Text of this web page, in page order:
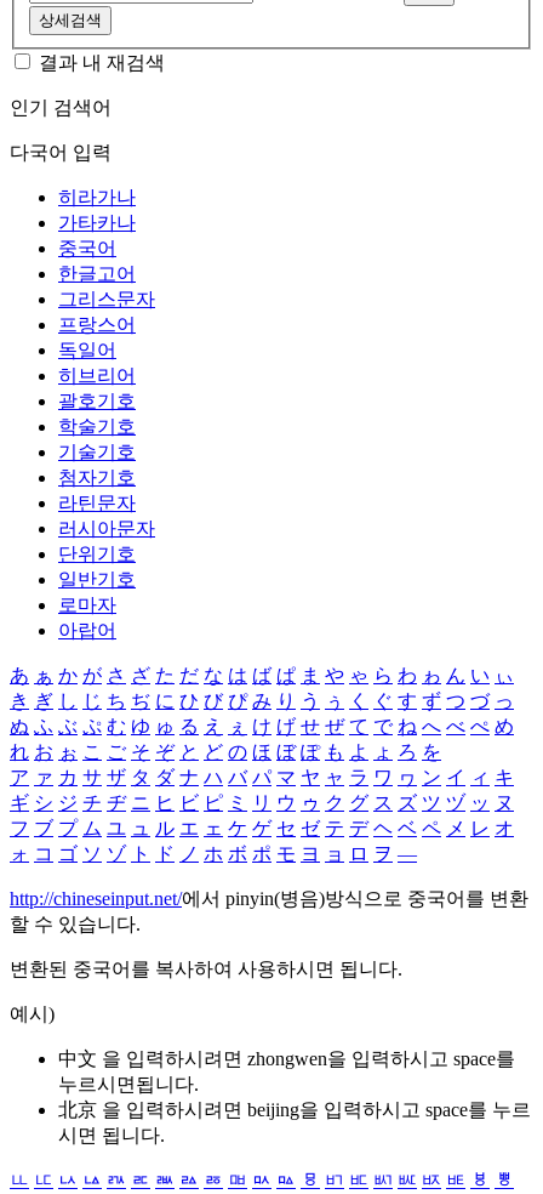
상세검색
결과 내 재검색
인기 검색어
다국어 입력
히라가나
가타카나
중국어
한글고어
그리스문자
프랑스어
독일어
히브리어
괄호기호
학술기호
기술기호
첨자기호
라틴문자
러시아문자
단위기호
일반기호
로마자
아랍어
あ ぁ か が さ ざ た だ な は ば ぱ ま や ゃ ら わ ゎ ん い ぃ
き ぎ し じ ち ぢ に ひ び ぴ み り う ぅ く ぐ す ず つ づ っ
ぬ ふ ぶ ぷ む ゆ ゅ る え ぇ け げ せ ぜ て で ね へ べ ぺ め
れ お ぉ こ ご そ ぞ と ど の ほ ぼ ぽ も よ ょ ろ を
ア ァ カ サ ザ タ ダ ナ ハ バ パ マ ヤ ャ ラ ワ ヮ ン イ ィ キ
ギ シ ジ チ ヂ ニ ヒ ビ ピ ミ リ ウ ゥ ク グ ス ズ ツ ヅ ッ ヌ
フ ブ プ ム ユ ュ ル エ ェ ケ ゲ セ ゼ テ デ ヘ ベ ペ メ レ オ
ォ コ ゴ ソ ゾ ト ド ノ ホ ボ ポ モ ヨ ョ ロ ヲ ―
http://chineseinput.net/에서 pinyin(병음)방식으로 중국어를 변환
할 수 있습니다.
변환된 중국어를 복사하여 사용하시면 됩니다.
예시)
中文 을 입력하시려면 zhongwen을 입력하시고 space를
누르시면됩니다.
北京 을 입력하시려면 beijing을 입력하시고 space를 누르
시면 됩니다.
ㅥ ㅦ ㅧ ㅨ ㅩ ㅪ ㅫ ㅬ ㅭ ㅮ ㅯ ㅰ ㅱ ㅲ ㅳ ㅴ ㅵ ㅶ ㅷ ㅸ
ㅹ